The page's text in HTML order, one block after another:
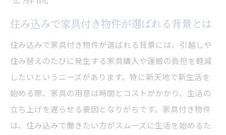
住み込みで家具付き物件が選ばれる背景とは
住み込みで家具付き物件が選ばれる背景には、引越しや
住み替えのたびに発生する家具購入や運搬の負担を軽減
したいというニーズがあります。特に新天地で新生活を
始める際、家具の用意は時間とコストがかかり、生活の
立ち上げを遅らせる要因となりがちです。家具付き物件
は、住み込みで働きたい方がスムーズに生活を始めるた